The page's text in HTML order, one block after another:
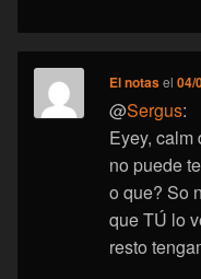
El notasel04/
@Sergus:
Eyey, calm
no puede
o que? So
que TÚ lo
resto